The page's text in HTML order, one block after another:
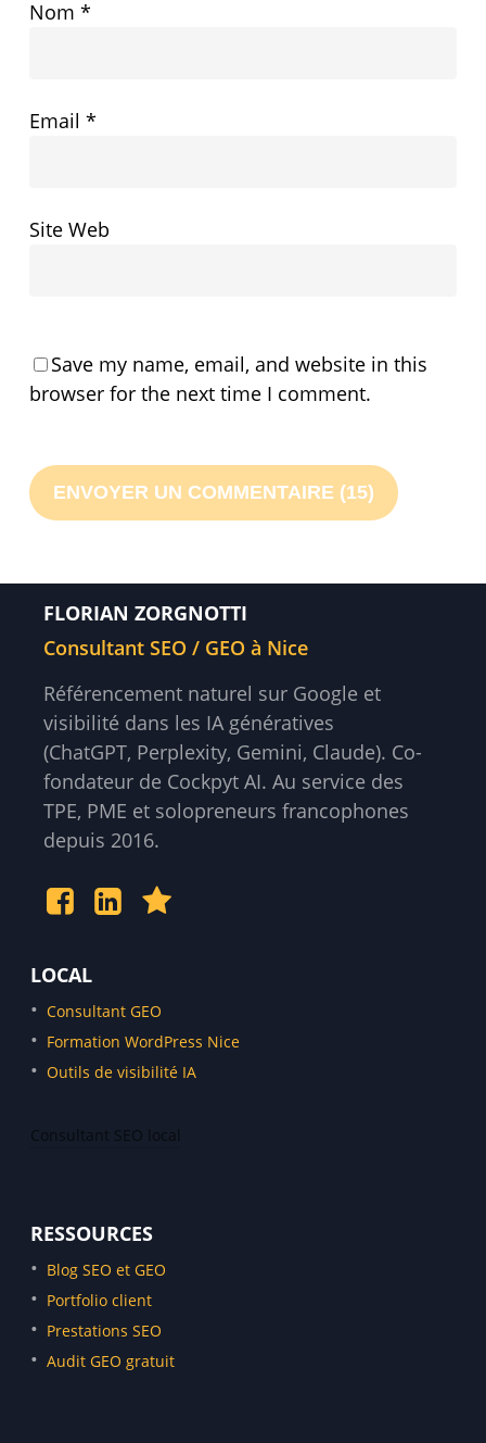
Nom *
Email *
Site Web
Save my name, email, and website in this
browser for the next time I comment.
FLORIAN ZORGNOTTI
Consultant SEO / GEO à Nice
Référencement naturel sur Google et
visibilité dans les IA génératives
(ChatGPT, Perplexity, Gemini, Claude). Co-
fondateur de Cockpyt AI. Au service des
TPE, PME et solopreneurs francophones
depuis 2016.
LOCAL
Consultant GEO
Formation WordPress Nice
Outils de visibilité IA
Consultant SEO local
Consultant SEO Marseille
Consultant SEO Cannes
Consultant SEO Aix-en-Provence
RESSOURCES
Blog SEO et GEO
Portfolio client
Prestations SEO
Audit GEO gratuit